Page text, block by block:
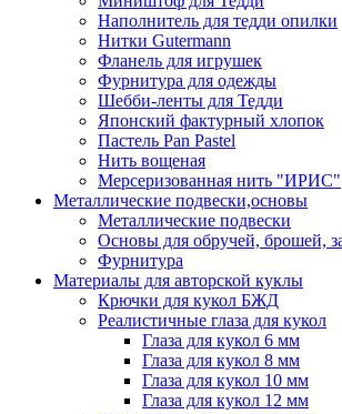
Наполнитель для тедди опилки
Нитки Gutermann
Фланель для игрушек
Фурнитура для одежды
Шебби-ленты для Тедди
Японский фактурный хлопок
Пастель Pan Pastel
Нить вощеная
Мерсеризованная нить "ИРИС"
Металлические подвески,основы
Металлические подвески
Основы для обручей, брошей,
Фурнитура
Материалы для авторской куклы
Крючки для кукол БЖД
Реалистичные глаза для кукол
Глаза для кукол 6 мм
Глаза для кукол 8 мм
Глаза для кукол 10 мм
Глаза для кукол 12 мм